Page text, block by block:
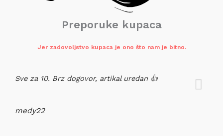
Preporuke kupaca
Jer zadovoljstvo kupaca je ono što nam je bitno.
Sve za 10. Brz dogovor, artikal uredan 👍
medy22